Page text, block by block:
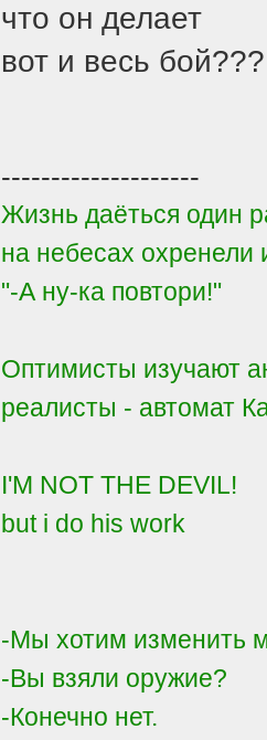
что он делает
вот и весь бой???
--------------------
Жизнь даёться один
на небесах охренели
"-А ну-ка повтори!"
Оптимисты изучают
реалисты - автомат
I'M NOT THE DEVIL!
but i do his work
-Мы хотим изменить
-Вы взяли оружие?
-Конечно нет.